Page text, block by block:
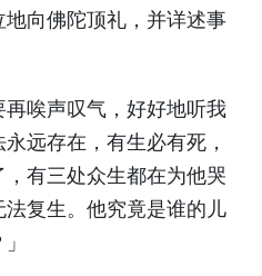
向佛陀顶礼，并详述事
唉声叹气，好好地听我
远存在，有生必有死，
有三处众生都在为他哭
复生。他究竟是谁的儿